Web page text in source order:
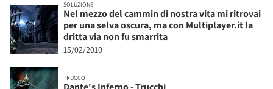
SOLUZIONE
Nel mezzo del cammin di nostra vita mi ritrovai
per una selva oscura, ma con Multiplayer.it la
dritta via non fu smarrita
15/02/2010
TRUCCO